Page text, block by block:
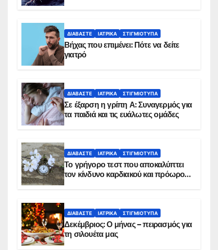
ΔΙΑΒΆΣΤΕ ΙΑΤΡΙΚΆ ΣΤΙΓΜΙΌΤΥΠΑ
Βήχας που επιμένει: Πότε να δείτε
γιατρό
ΔΙΑΒΆΣΤΕ ΙΑΤΡΙΚΆ ΣΤΙΓΜΙΌΤΥΠΑ
Σε έξαρση η γρίπη Α: Συναγερμός για
τα παιδιά και τις ευάλωτες ομάδες
ΔΙΑΒΆΣΤΕ ΙΑΤΡΙΚΆ ΣΤΙΓΜΙΌΤΥΠΑ
Το γρήγορο τεστ που αποκαλύπτει
τον κίνδυνο καρδιακού και πρόωρου
ΔΙΑΒΆΣΤΕ ΙΑΤΡΙΚΆ ΣΤΙΓΜΙΌΤΥΠΑ
Δεκέμβριος: Ο μήνας – πειρασμός για
τη σιλουέτα μας